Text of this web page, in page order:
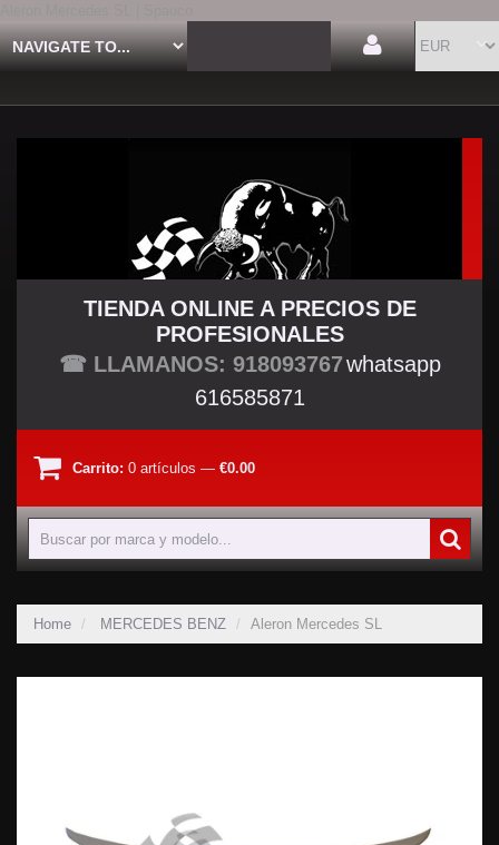
TU TIENDA TUNING
TIENDA ONLINE A PRECIOS DE
PROFESIONALES
☎ LLAMANOS: 918093767whatsapp
616585871
Carrito: 0 artículos — €0.00
Home MERCEDES BENZ Aleron Mercedes SL